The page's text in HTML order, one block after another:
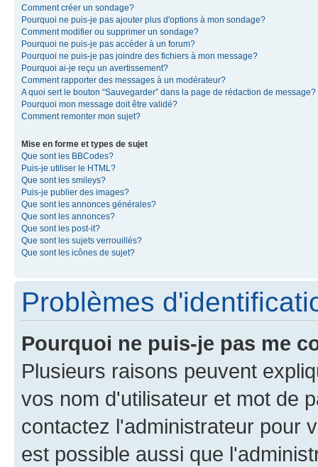
Comment créer un sondage?
Pourquoi ne puis-je pas ajouter plus d'options à mon sondage?
Comment modifier ou supprimer un sondage?
Pourquoi ne puis-je pas accéder à un forum?
Pourquoi ne puis-je pas joindre des fichiers à mon message?
Pourquoi ai-je reçu un avertissement?
Comment rapporter des messages à un modérateur?
A quoi sert le bouton “Sauvegarder” dans la page de rédaction de message?
Pourquoi mon message doit être validé?
Comment remonter mon sujet?
Mise en forme et types de sujet
Que sont les BBCodes?
Puis-je utiliser le HTML?
Que sont les smileys?
Puis-je publier des images?
Que sont les annonces générales?
Que sont les annonces?
Que sont les post-it?
Que sont les sujets verrouillés?
Que sont les icônes de sujet?
Problèmes
Pourquoi ne puis-je pas me
Plusieurs raisons peuvent
vos nom d'utilisateur et mot de
contactez l'administrateur pour
est possible aussi que